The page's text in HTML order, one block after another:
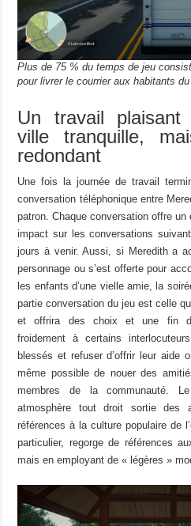
Plus de 75 % du temps de jeu
pour livrer le courrier aux habitants
Un travail
ville tranquille,
redondant
Une fois la journée de travail
conversation téléphonique entre
patron. Chaque conversation offre
impact sur les conversations
jours à venir. Aussi, si Meredith a
personnage ou s’est offerte pour
les enfants d’une vielle amie, la
partie conversation du jeu est celle
et offrira des choix et une fin
froidement à certains
blessés et refuser d’offrir leur aide
même possible de nouer des
membres de la communauté.
atmosphère tout droit sortie des
références à la culture populaire de
particulier, regorge de références
mais en employant de « légères »